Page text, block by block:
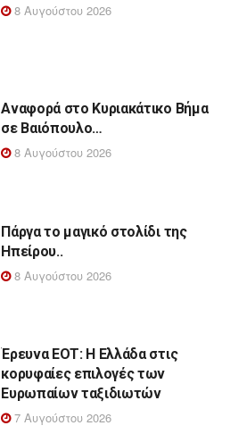
8 Αυγούστου 2026
Αναφορά στο Κυριακάτικο Βήμα
σε Βαιόπουλο…
8 Αυγούστου 2026
Πάργα το μαγικό στολίδι της
Ηπείρου..
8 Αυγούστου 2026
Έρευνα ΕΟΤ: Η Ελλάδα στις
κορυφαίες επιλογές των
Ευρωπαίων ταξιδιωτών
7 Αυγούστου 2026